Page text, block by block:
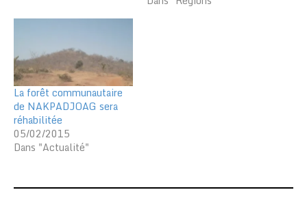
Dapaong/Togo» et
appuyée par l’ONG
française Avenir des
Jeunes Filles de Dapaong
(AJFD). Le projet…
La forêt communautaire
de NAKPADJOAG sera
réhabilitée
05/02/2015
Dans "Actualité"